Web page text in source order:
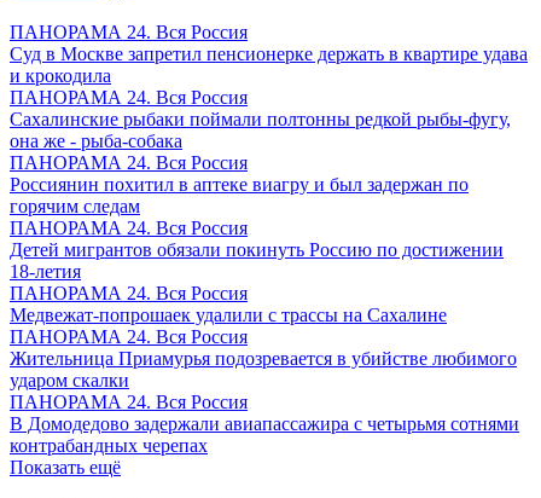
ПАНОРАМА 24. Вся Россия
Суд в Москве запретил пенсионерке держать в квартире удава
и крокодила
ПАНОРАМА 24. Вся Россия
Сахалинские рыбаки поймали полтонны редкой рыбы-фугу,
она же - рыба-собака
ПАНОРАМА 24. Вся Россия
Россиянин похитил в аптеке виагру и был задержан по
горячим следам
ПАНОРАМА 24. Вся Россия
Детей мигрантов обязали покинуть Россию по достижении
18-летия
ПАНОРАМА 24. Вся Россия
Медвежат-попрошаек удалили с трассы на Сахалине
ПАНОРАМА 24. Вся Россия
Жительница Приамурья подозревается в убийстве любимого
ударом скалки
ПАНОРАМА 24. Вся Россия
В Домодедово задержали авиапассажира с четырьмя сотнями
контрабандных черепах
Показать ещё